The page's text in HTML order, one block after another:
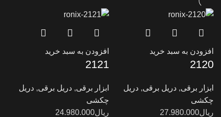
افزودن به سبد خرید
2120
ابزار برقی, دریل برقی, دریل
چکشی
ریال27.980.000
افزودن به سبد خرید
2121
ابزار برقی, دریل برقی, دریل
چکشی
ریال24.980.000